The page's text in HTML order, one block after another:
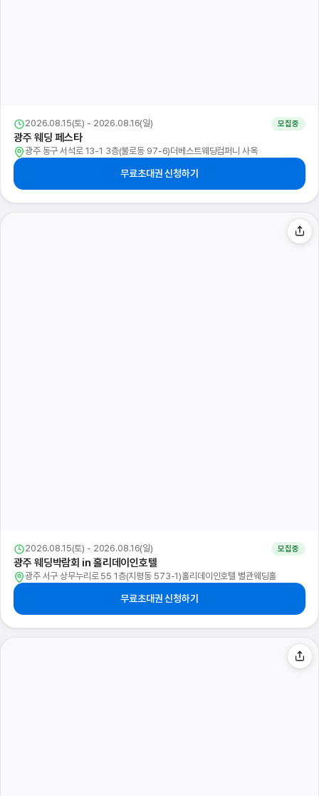
청담스토리 웨딩&혼수 박람회
전북 전주시 완산구 홍산3길 11(효자동3가 1527-15)청담스토리 사옥
무료초대권 신청하기
원주 웨딩크라우드 웨딩박람회
강원특별자치도 원주시 동부순환로 200(반곡동 1809-1)호텔인터불고 원주
특별행사장
무료초대권 신청하기